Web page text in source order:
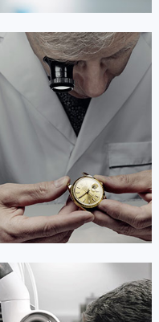
查尔斯·彼得艾伯特
资深帝舵技师
是成都成华区帝舵售后服务中心
(成都帝舵维修保养服务中心)
的高级技师之一
Chengdu Tudor Maintain center
 成都成华区帝舵维修
贝亚特·布兰奇
资深帝舵技师
是成都青白江区帝舵售后服务中心